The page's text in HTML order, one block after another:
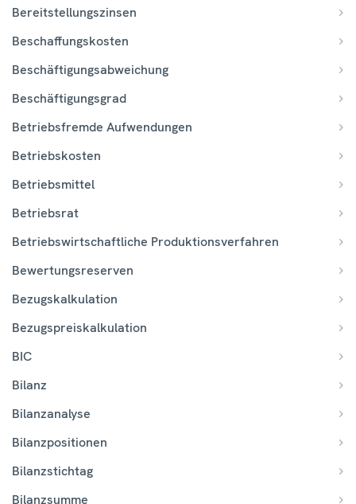
Bereitstellungszinsen
Beschaffungskosten
Beschäftigungsabweichung
Beschäftigungsgrad
Betriebsfremde Aufwendungen
Betriebskosten
Betriebsmittel
Betriebsrat
Betriebswirtschaftliche Produktionsverfahren
Bewertungsreserven
Bezugskalkulation
Bezugspreiskalkulation
BIC
Bilanz
Bilanzanalyse
Bilanzpositionen
Bilanzstichtag
Bilanzsumme